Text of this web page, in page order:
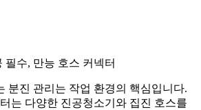
필수, 만능 호스 커넥터
분진 관리는 작업 환경의 핵심입니다.
는 다양한 진공청소기와 집진 호스를